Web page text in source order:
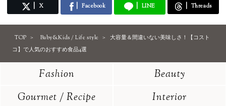
X Facebook LINE Threads
TOP Baby&Kids / Life style
大容量＆間違いない美味しさ！【コスト
コ】で人気のおすすめ食品4選
Fashion
Beauty
Gourmet / Recipe
Interior